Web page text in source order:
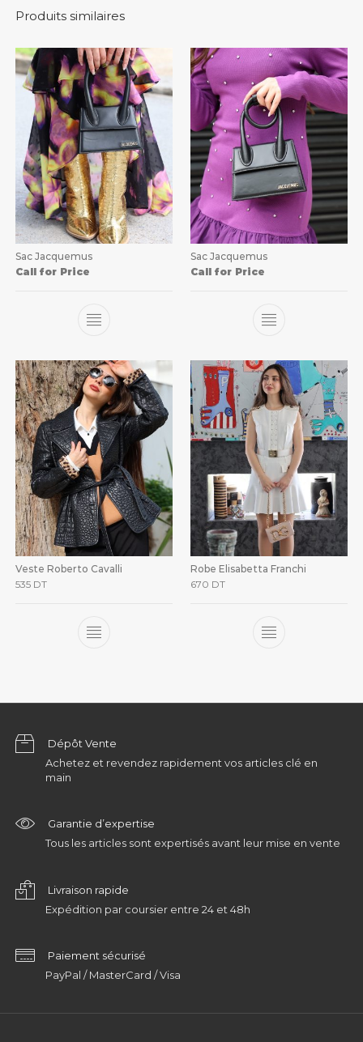
Produits similaires
Sac Jacquemus
Call for Price
Sac Jacquemus
Call for Price
Veste Roberto Cavalli
535 DT
Robe Elisabetta Franchi
670 DT
Dépôt Vente
Achetez et revendez rapidement vos articles clé en
main
Garantie d’expertise
Tous les articles sont expertisés avant leur mise en vente
Livraison rapide
Expédition par coursier entre 24 et 48h
Paiement sécurisé
PayPal / MasterCard / Visa